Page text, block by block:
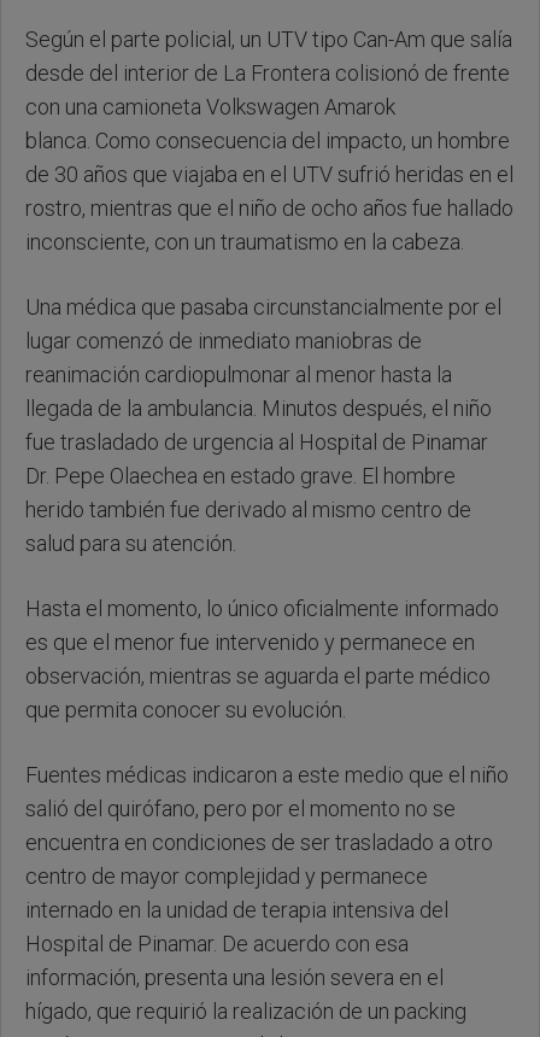
Según el parte policial, un UTV tipo Can-Am que salía
desde del interior de La Frontera colisionó de frente
con una camioneta Volkswagen Amarok
blanca. Como consecuencia del impacto, un hombre
de 30 años que viajaba en el UTV sufrió heridas en el
rostro, mientras que el niño de ocho años fue hallado
inconsciente, con un traumatismo en la cabeza.
Una médica que pasaba circunstancialmente por el
lugar comenzó de inmediato maniobras de
reanimación cardiopulmonar al menor hasta la
llegada de la ambulancia. Minutos después, el niño
fue trasladado de urgencia al Hospital de Pinamar
Dr. Pepe Olaechea en estado grave. El hombre
herido también fue derivado al mismo centro de
salud para su atención.
Hasta el momento, lo único oficialmente informado
es que el menor fue intervenido y permanece en
observación, mientras se aguarda el parte médico
que permita conocer su evolución.
Fuentes médicas indicaron a este medio que el niño
salió del quirófano, pero por el momento no se
encuentra en condiciones de ser trasladado a otro
centro de mayor complejidad y permanece
internado en la unidad de terapia intensiva del
Hospital de Pinamar. De acuerdo con esa
información, presenta una lesión severa en el
hígado, que requirió la realización de un packing